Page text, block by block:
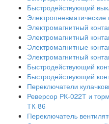
Быстродействующий
Электромагнитный
Электромагнитный
Электромагнитные
Электромагнитный
Быстродействующий
Быстродействующий
Переключатели
Реверсор РК-022Т и
ТК-86
Переключатель